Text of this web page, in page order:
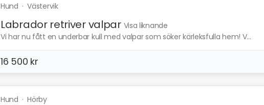
Hund ·Västervik
Labrador retriver valpar Visa liknande
Vi har nu fått en underbar kull med valpar som söker kärleksfulla hem! V...
16 500 kr
Hund ·Hörby